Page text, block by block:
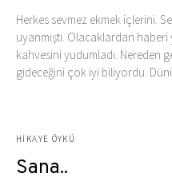
Herkes sevmez ekmek içlerini.
uyanmıştı. Olacaklardan
kahvesini yudumladı. Nereden
gideceğini çok iyi biliyordu.
HIKAYE ÖYKÜ
Sana..